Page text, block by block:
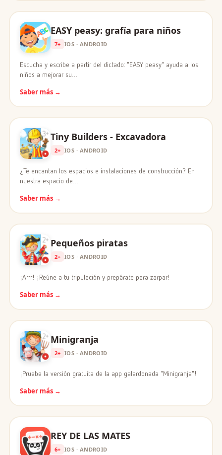
EASY peasy: grafía para niños
7+ IOS · ANDROID
Escucha y escribe a partir del dictado: "EASY peasy" ayuda a los
niños a mejorar su…
Saber más →
Tiny Builders - Excavadora
2+ IOS · ANDROID
¿Te encantan los espacios e instalaciones de construcción? En
nuestra espacio de…
Saber más →
Pequeños piratas
2+ IOS · ANDROID
¡Arrr! ¡Reúne a tu tripulación y prepárate para zarpar!
Saber más →
Minigranja
2+ IOS · ANDROID
¡Pruebe la versión gratuita de la app galardonada "Minigranja"!
Saber más →
REY DE LAS MATES
6+ IOS · ANDROID